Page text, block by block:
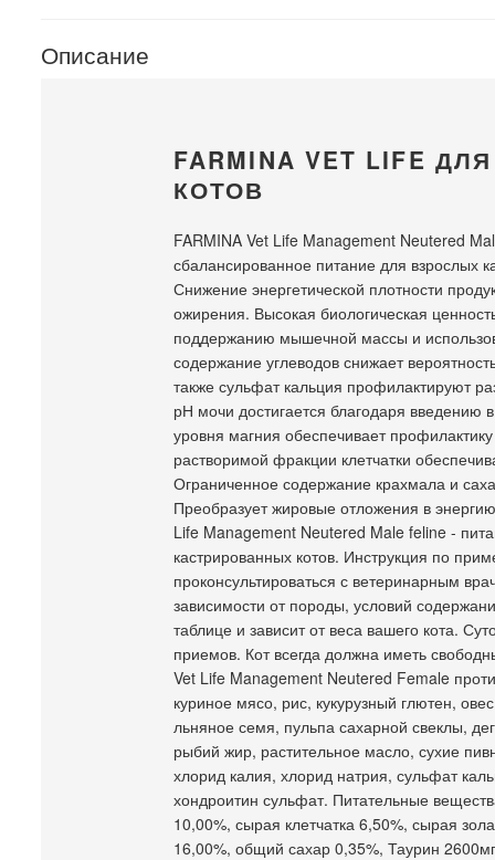
Описание
FARMINA VET LIFE
КОТОВ
FARMINA Vet Life Management Neutered
сбалансированное питание для взрослых
Снижение энергетической плотности
ожирения. Высокая биологическая
поддержанию мышечной массы и
содержание углеводов снижает
также сульфат кальция профилактируют
рН мочи достигается благодаря введению
уровня магния обеспечивает
растворимой фракции клетчатки
Ограниченное содержание крахмала и
Преобразует жировые отложения в
Life Management Neutered Male feline -
кастрированных котов. Инструкция по
проконсультироваться с ветеринарным
зависимости от породы, условий
таблице и зависит от веса вашего кота.
приемов. Кот всегда должна иметь
Vet Life Management Neutered Female
куриное мясо, рис, кукурузный глютен,
льняное семя, пульпа сахарной свеклы,
рыбий жир, растительное масло, сухие
хлорид калия, хлорид натрия, сульфат
хондроитин сульфат. Питательные
10,00%, сырая клетчатка 6,50%, сырая
16,00%, общий сахар 0,35%, Таурин